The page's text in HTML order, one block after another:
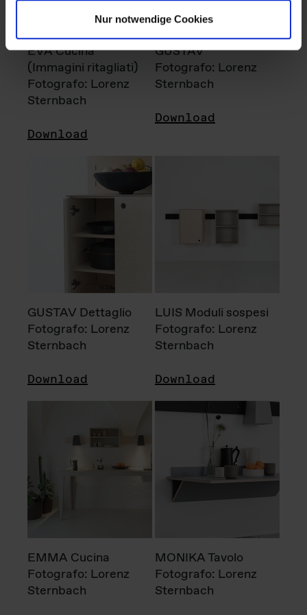
Nur notwendige Cookies
EVA Cucina
(Immagini ritagliati)
Fotografo: Lorenz
Sternbach
Download
GUSTAV
Fotografo: Lorenz
Sternbach
Download
GUSTAV Dettaglio
Fotografo: Lorenz
Sternbach
Download
LUIS Moduli sospesi
Fotografo: Lorenz
Sternbach
Download
EMMA Cucina
Fotografo: Lorenz
Sternbach
MONIKA Tavolo
Fotografo: Lorenz
Sternbach